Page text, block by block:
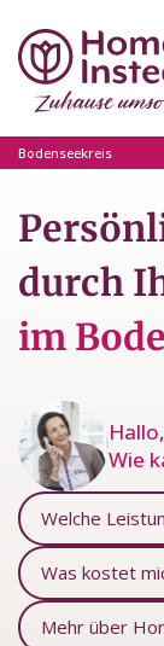
Bodenseekreis
durch
im
Wie
Welche
Was kostet
Mehr über